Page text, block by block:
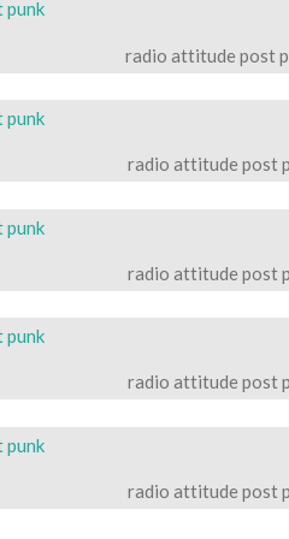
radio attitude post
radio attitude post
radio attitude post
radio attitude post
radio attitude post